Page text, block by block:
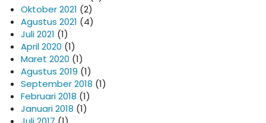
Oktober 2021 (2)
Agustus 2021 (4)
Juli 2021 (1)
April 2020 (1)
Maret 2020 (1)
Agustus 2019 (1)
September 2018 (1)
Februari 2018 (1)
Januari 2018 (1)